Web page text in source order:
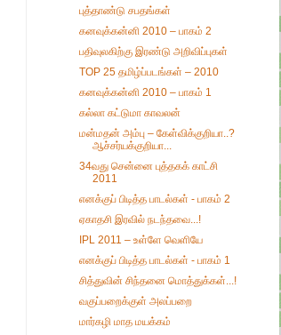
புத்தாண்டு சபதங்கள்
கனவுக்கன்னி 2010 – பாகம் 2
பதிவுலகிற்கு இரண்டு அறிவிப்புகள்
TOP 25 தமிழ்ப்படங்கள் – 2010
கனவுக்கன்னி 2010 – பாகம் 1
கல்லா கட்டுமா காவலன்
மன்மதன் அம்பு – கேள்விக்குறியா..?
ஆச்சர்யக்குறியா...
34வது சென்னை புத்தகக் காட்சி
2011
எனக்குப் பிடித்த பாடல்கள் - பாகம் 2
ஏகாதசி இரவில் நடந்தவை...!
IPL 2011 – உள்ளே வெளியே
எனக்குப் பிடித்த பாடல்கள் - பாகம் 1
சித்துவின் சிந்தனை மொத்துக்கள்...!
வகுப்பறைக்குள் அலப்பறை
மார்கழி மாத மயக்கம்